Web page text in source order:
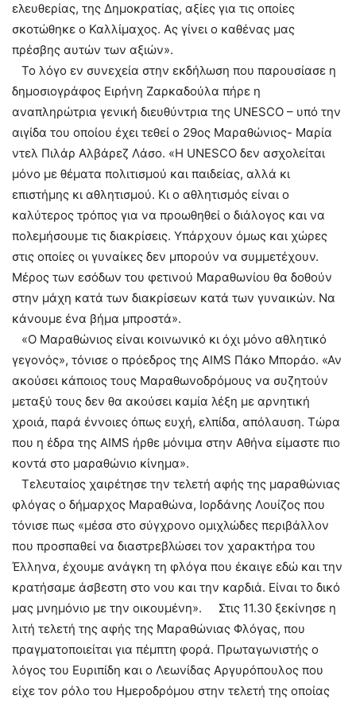
ελευθερίας, της Δημοκρατίας, αξίες για τις οποίες
σκοτώθηκε ο Καλλίμαχος. Ας γίνει ο καθένας μας
πρέσβης αυτών των αξιών».
Το λόγο εν συνεχεία στην εκδήλωση που παρουσίασε η
δημοσιογράφος Ειρήνη Ζαρκαδούλα πήρε η
αναπληρώτρια γενική διευθύντρια της UNESCO – υπό την
αιγίδα του οποίου έχει τεθεί ο 29ος Μαραθώνιος- Μαρία
ντελ Πιλάρ Αλβάρεζ Λάσο. «Η UNESCO δεν ασχολείται
μόνο με θέματα πολιτισμού και παιδείας, αλλά κι
επιστήμης κι αθλητισμού. Κι ο αθλητισμός είναι ο
καλύτερος τρόπος για να προωθηθεί ο διάλογος και να
πολεμήσουμε τις διακρίσεις. Υπάρχουν όμως και χώρες
στις οποίες οι γυναίκες δεν μπορούν να συμμετέχουν.
Μέρος των εσόδων του φετινού Μαραθωνίου θα δοθούν
στην μάχη κατά των διακρίσεων κατά των γυναικών. Να
κάνουμε ένα βήμα μπροστά».
«Ο Μαραθώνιος είναι κοινωνικό κι όχι μόνο αθλητικό
γεγονός», τόνισε ο πρόεδρος της AIMS Πάκο Μποράο. «Αν
ακούσει κάποιος τους Μαραθωνοδρόμους να συζητούν
μεταξύ τους δεν θα ακούσει καμία λέξη με αρνητική
χροιά, παρά έννοιες όπως ευχή, ελπίδα, απόλαυση. Τώρα
που η έδρα της AIMS ήρθε μόνιμα στην Αθήνα είμαστε πιο
κοντά στο μαραθώνιο κίνημα».
Τελευταίος χαιρέτησε την τελετή αφής της μαραθώνιας
φλόγας ο δήμαρχος Μαραθώνα, Ιορδάνης Λουίζος που
τόνισε πως «μέσα στο σύγχρονο ομιχλώδες περιβάλλον
που προσπαθεί να διαστρεβλώσει τον χαρακτήρα του
Έλληνα, έχουμε ανάγκη τη φλόγα που έκαιγε εδώ και την
κρατήσαμε άσβεστη στο νου και την καρδιά. Είναι το δικό
μας μνημόνιο με την οικουμένη». Στις 11.30 ξεκίνησε η
λιτή τελετή της αφής της Μαραθώνιας Φλόγας, που
πραγματοποιείται για πέμπτη φορά. Πρωταγωνιστής ο
λόγος του Ευριπίδη και ο Λεωνίδας Αργυρόπουλος που
είχε τον ρόλο του Ημεροδρόμου στην τελετή της οποίας